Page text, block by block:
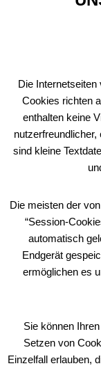
Die
Cookies richten
enthalten keine
sind kleine
Die meisten der
“Session-
automatisch
Endgerät
ermöglichen es
Sie können
Setzen von
Einzelfall erlauben,